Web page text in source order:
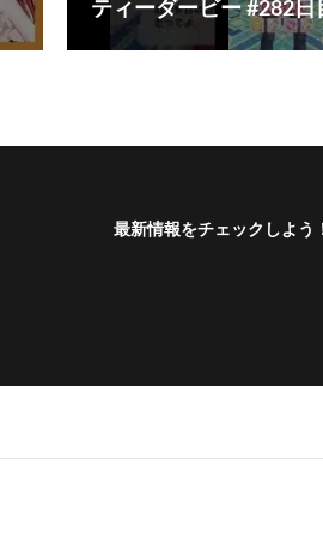
ティーダービー #282日
最新情報をチェックしよう